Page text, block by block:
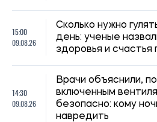
15:00
09.08.26
Сколько нужно
день: ученые
здоровья и счастья
14:30
09.08.26
Врачи объяснили,
включенным
безопасно: кому
навредить